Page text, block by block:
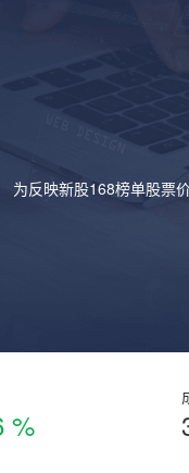
为反映新股168榜单股票
%